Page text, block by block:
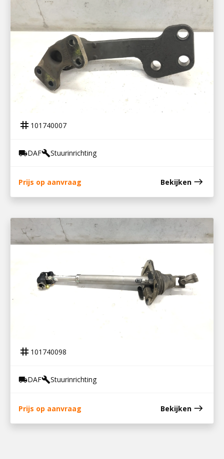
101740007
TUSSENARM MET STEUN BESTURING 8×4
tag 101740007
local_shippingDAFbuildStuurinrichting
Prijs op aanvraag Bekijken east
tag 101740098
local_shippingDAFbuildStuurinrichting
Prijs op aanvraag Bekijken east